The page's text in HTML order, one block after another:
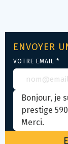
ENVOYER
VOTRE EMAIL *